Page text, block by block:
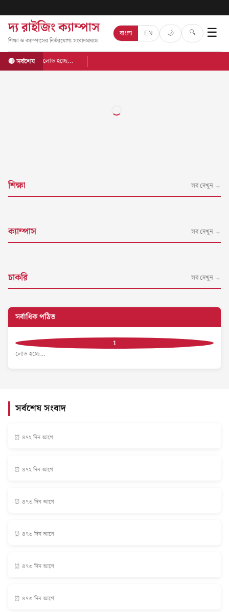
দ্য রাইজিং ক্যাম্পাস
শিক্ষা ও ক্যাম্পাসের নির্ভরযোগ্য সংবাদমাধ্যম
বাংলা EN 🌙 🔍 ☰
🔴 সর্বশেষ লোড হচ্ছে…
শিক্ষা সব দেখুন →
ক্যাম্পাস সব দেখুন →
চাকরি সব দেখুন →
সর্বাধিক পঠিত
লোড হচ্ছে…
সর্বশেষ সংবাদ
⏰ ৪৭২ দিন আগে
⏰ ৪৭২ দিন আগে
⏰ ৪৭৩ দিন আগে
⏰ ৪৭৩ দিন আগে
⏰ ৪৭৩ দিন আগে
⏰ ৪৭৩ দিন আগে